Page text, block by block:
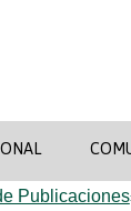
Publicaciones